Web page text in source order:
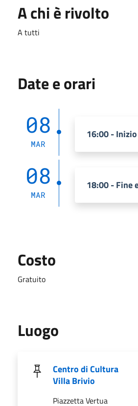
A chi è rivolto
A tutti
Date e orari
08
MAR
16:00 -
08
MAR
18:00 - Fine
Costo
Gratuito
Luogo
Centro di Cultura
Villa Brivio
Piazzetta Vertua